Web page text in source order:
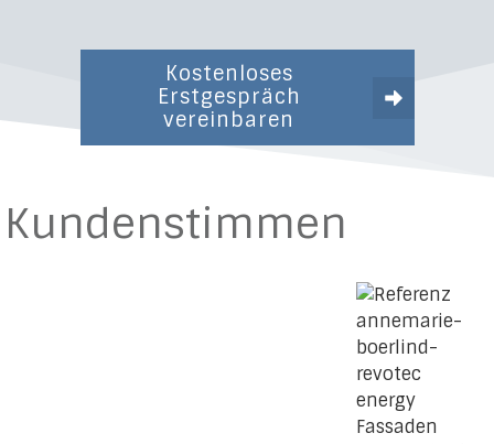
Kostenloses
Erstgespräch
vereinbaren
Kundenstimmen